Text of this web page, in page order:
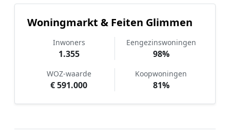
Woningmarkt & Feiten Glimmen
Inwoners
1.355
Eengezinswoningen
98%
WOZ-waarde
€ 591.000
Koopwoningen
81%